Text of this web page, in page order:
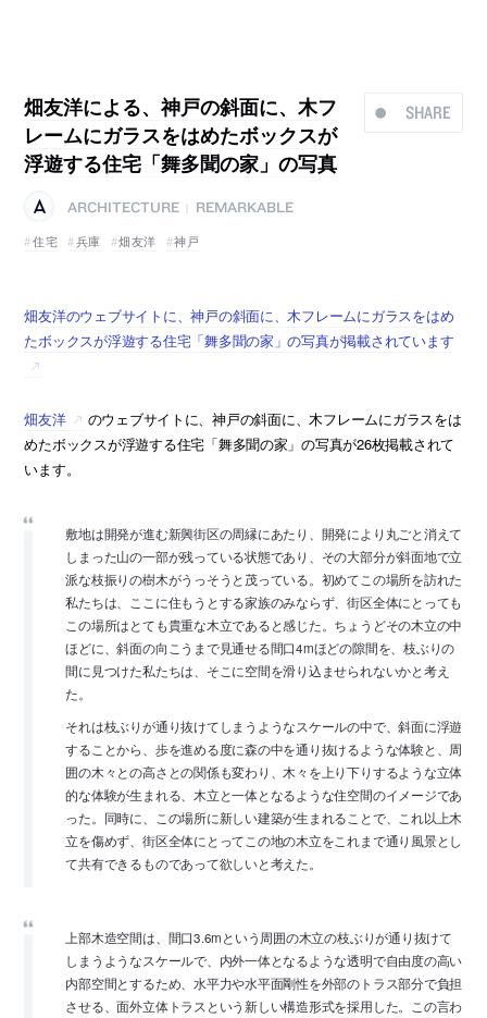
SHARE
畑友洋による、神戸の斜面に、木フ
レームにガラスをはめたボックスが
浮遊する住宅「舞多聞の家」の写真
ARCHITECTURE
REMARKABLE
住宅
兵庫 畑友洋 神戸
畑友洋のウェブサイトに、神戸の斜面に、木フレームにガラスをはめ
たボックスが浮遊する住宅「舞多聞の家」の写真が掲載されています
畑友洋
のウェブサイトに、神戸の斜面に、木フレームにガラスをは
めたボックスが浮遊する住宅「舞多聞の家」の写真が26枚掲載されて
います。
敷地は開発が進む新興街区の周縁にあたり、開発により丸ごと消えて
しまった山の一部が残っている状態であり、その大部分が斜面地で立
派な枝振りの樹木がうっそうと茂っている。初めてこの場所を訪れた
私たちは、ここに住もうとする家族のみならず、街区全体にとっても
この場所はとても貴重な木立であると感じた。ちょうどその木立の中
ほどに、斜面の向こうまで見通せる間口4mほどの隙間を、枝ぶりの
間に見つけた私たちは、そこに空間を滑り込ませられないかと考え
た。
それは枝ぶりが通り抜けてしまうようなスケールの中で、斜面に浮遊
することから、歩を進める度に森の中を通り抜けるような体験と、周
囲の木々との高さとの関係も変わり、木々を上り下りするような立体
的な体験が生まれる、木立と一体となるような住空間のイメージであ
った。同時に、この場所に新しい建築が生まれることで、これ以上木
立を傷めず、街区全体にとってこの地の木立をこれまで通り風景とし
て共有できるものであって欲しいと考えた。
上部木造空間は、間口3.6mという周囲の木立の枝ぶりが通り抜けて
しまうようなスケールで、内外一体となるような透明で自由度の高い
内部空間とするため、水平力や水平面剛性を外部のトラス部分で負担
させる、面外立体トラスという新しい構造形式を採用した。この言わ